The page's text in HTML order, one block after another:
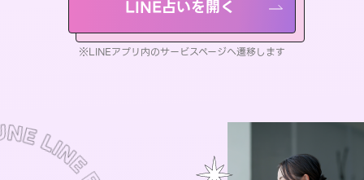
LINE占いを開く
※LINEアプリ内のサービスページへ遷移します